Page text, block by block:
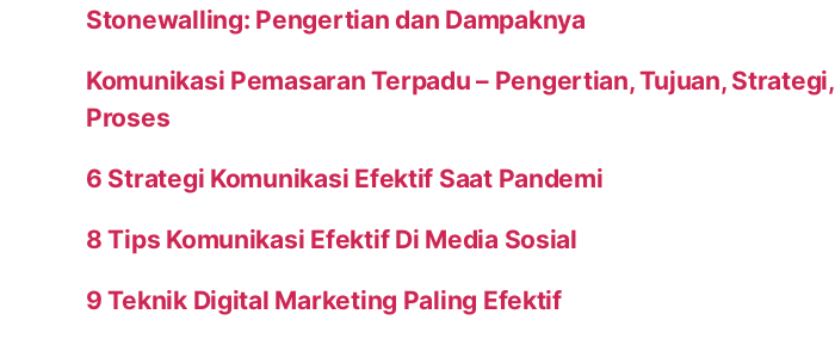
Stonewalling: Pengertian dan Dampaknya
Komunikasi Pemasaran Terpadu – Pengertian, Tujuan, Strategi,
Proses
6 Strategi Komunikasi Efektif Saat Pandemi
8 Tips Komunikasi Efektif Di Media Sosial
9 Teknik Digital Marketing Paling Efektif